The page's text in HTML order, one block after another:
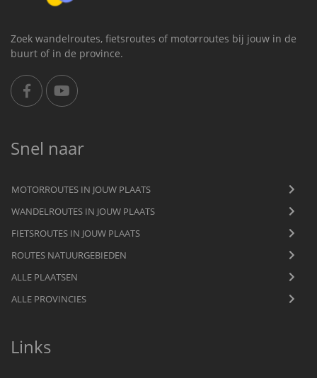
Zoek wandelroutes, fietsroutes of motorroutes bij jouw in de
buurt of in de province.
Snel naar
MOTORROUTES IN JOUW PLAATS
WANDELROUTES IN JOUW PLAATS
FIETSROUTES IN JOUW PLAATS
ROUTES NATUURGEBIEDEN
ALLE PLAATSEN
ALLE PROVINCIES
Links